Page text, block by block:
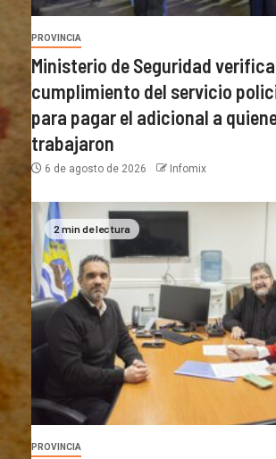
PROVINCIA
Ministerio de Seguridad
cumplimiento del servicio
para pagar el adicional a
trabajaron
6 de agosto de 2026 Infomix
2 min de lectura
PROVINCIA